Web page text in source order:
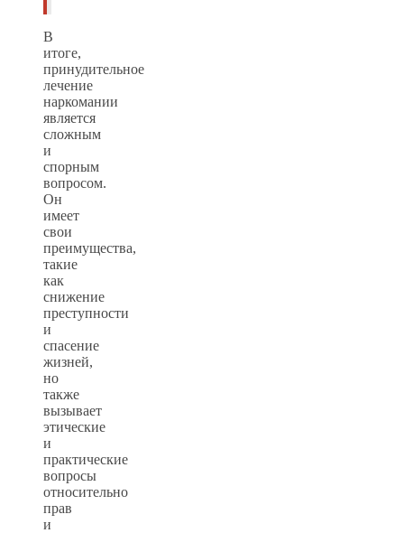
В
итоге,
принудительное
лечение
наркомании
является
сложным
и
спорным
вопросом.
Он
имеет
свои
преимущества,
такие
как
снижение
преступности
и
спасение
жизней,
но
также
вызывает
этические
и
практические
вопросы
относительно
прав
и